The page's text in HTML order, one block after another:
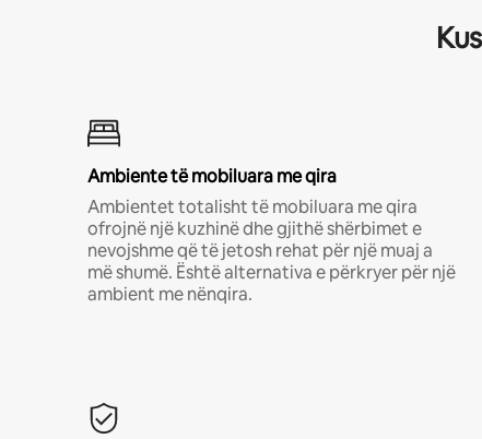
Ambiente të mobiluara me qira
Ambientet totalisht të mobiluara me qira
ofrojnë një kuzhinë dhe gjithë shërbimet e
nevojshme që të jetosh rehat për një muaj a
më shumë. Është alternativa e përkryer për një
ambient me nënqira.